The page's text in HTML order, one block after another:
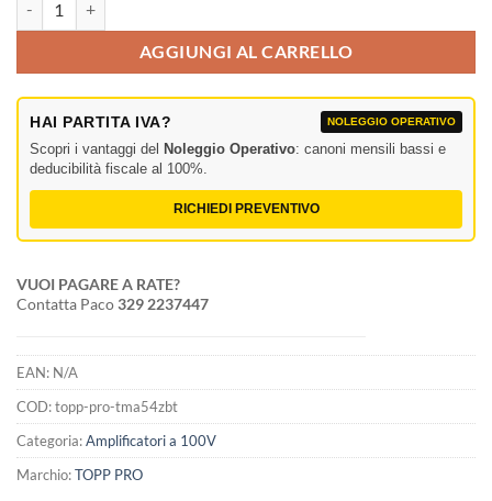
AGGIUNGI AL CARRELLO
HAI PARTITA IVA? NOLEGGIO OPERATIVO
Scopri i vantaggi del Noleggio Operativo: canoni mensili bassi e
deducibilità fiscale al 100%.
RICHIEDI PREVENTIVO
VUOI PAGARE A RATE?
Contatta Paco329 2237447
EAN: N/A
COD:topp-pro-tma54zbt
Categoria:Amplificatori a 100V
Marchio:TOPP PRO